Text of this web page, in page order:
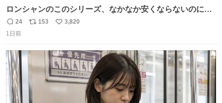
ロンシャンのこのシリーズ、なかなか安くならないのにセ
ール価格になってる🖤✨レザーなのが反則級にかわいい。
持ってるだけでコーデが格上げされる。
返
信
24
リ
数
153
い
数
3,820
1日前